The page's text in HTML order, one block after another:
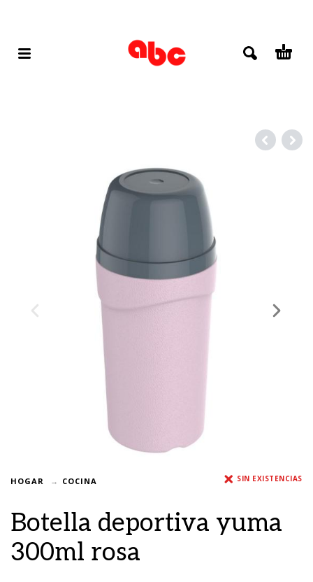
HOGAR COCINA SIN EXISTENCIAS
Botella deportiva yuma
300ml rosa